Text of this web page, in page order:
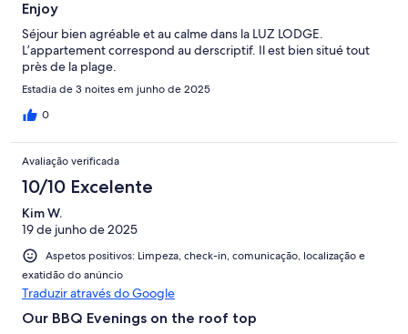
Enjoy
Séjour bien agréable et au calme dans la LUZ LODGE.
L’appartement correspond au derscriptif. Il est bien situé tout
près de la plage.
Estadia de 3 noites em junho de 2025
0
Avaliação verificada
10/10 Excelente
Kim W.
19 de junho de 2025
Aspetos positivos: Limpeza, check-in, comunicação, localização e
exatidão do anúncio
Traduzir através do Google
Our BBQ Evenings on the roof top